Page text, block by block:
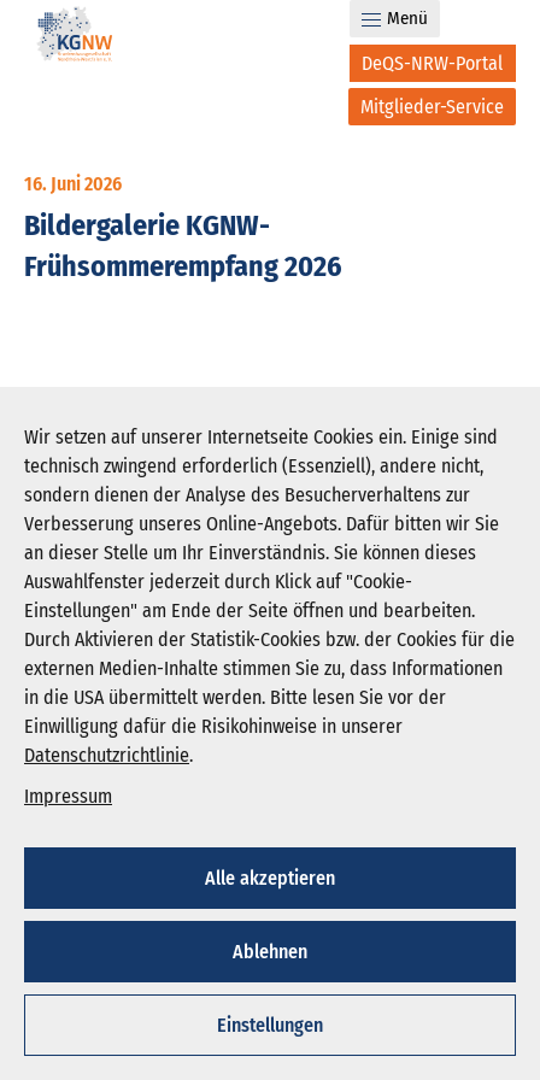
Wir setzen auf unserer Internetseite Cookies ein. Einige sind
technisch zwingend erforderlich (Essenziell), andere nicht,
sondern dienen der Analyse des Besucherverhaltens zur
Verbesserung unseres Online-Angebots. Dafür bitten wir Sie
an dieser Stelle um Ihr Einverständnis. Sie können dieses
Auswahlfenster jederzeit durch Klick auf "Cookie-
Einstellungen" am Ende der Seite öffnen und bearbeiten.
Durch Aktivieren der Statistik-Cookies bzw. der Cookies für die
externen Medien-Inhalte stimmen Sie zu, dass Informationen
in die USA übermittelt werden. Bitte lesen Sie vor der
Einwilligung dafür die Risikohinweise in unserer
Datenschutzrichtlinie.
Impressum
Alle akzeptieren
Ablehnen
Einstellungen
DeQS-NRW-Portal
Mitglieder-Service
Menü
16. Juni 2026
Bildergalerie KGNW-
Frühsommerempfang 2026
Newsletter abonnieren
Registrieren
KGNW - Krankenhausgesellschaft Nordrhein-
Westfalen e. V.
Humboldtstraße 31,
© 2026
Impressum
Datenschutz
Cookie-Einstellungen